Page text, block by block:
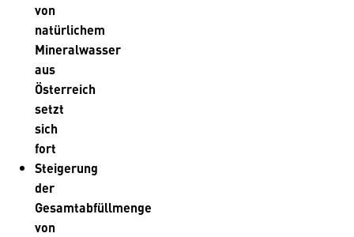
von
natürlichem
Mineralwasser
aus
Österreich
setzt
sich
fort
Steigerung
der
Gesamtabfüllmenge
von